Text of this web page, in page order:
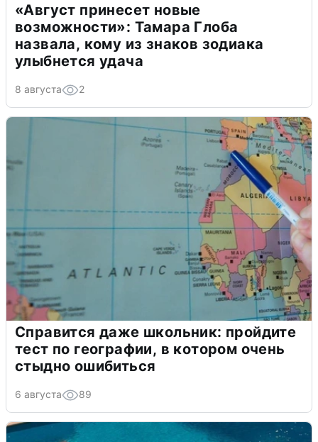
«Август принесет новые
возможности»: Тамара Глоба
назвала, кому из знаков зодиака
улыбнется удача
8 августа 2
Справится даже школьник: пройдите
тест по географии, в котором очень
стыдно ошибиться
6 августа 89